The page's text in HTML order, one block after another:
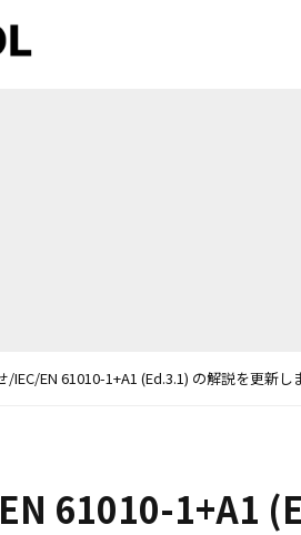
/IEC/EN 61010-1+A1 (Ed.3.1) の解説を更新し
61010-1+A1